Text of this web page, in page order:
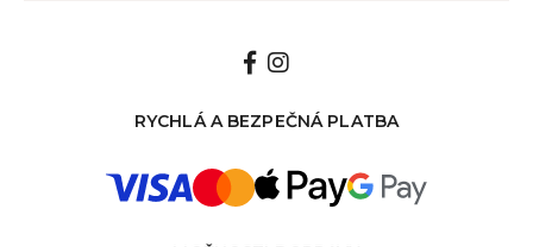
RYCHLÁ A BEZPEČNÁ PLATBA